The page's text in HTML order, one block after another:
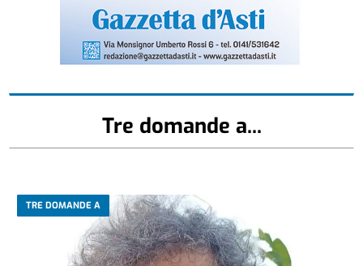
Tre domande a...
TRE DOMANDE A